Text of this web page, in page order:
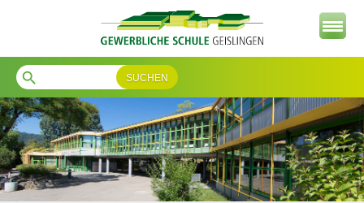
search